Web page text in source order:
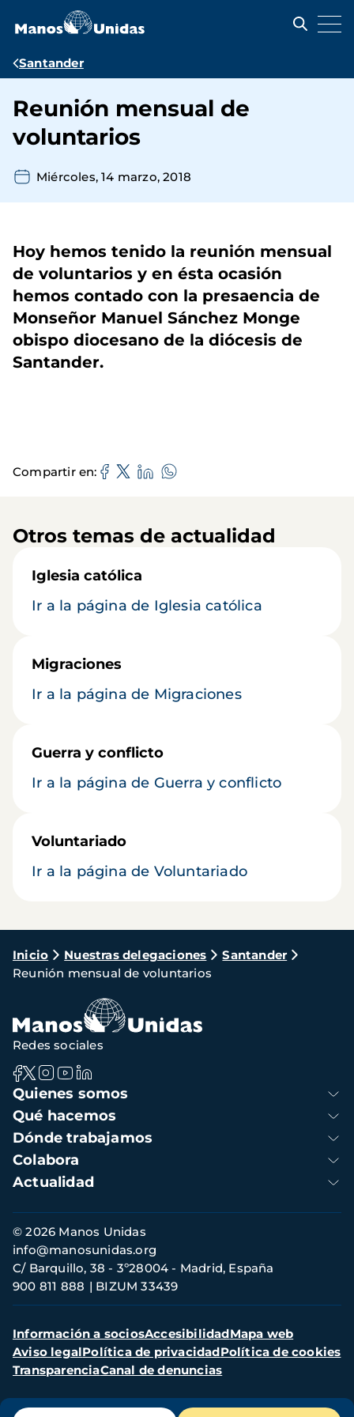
contenido
Ruta
navegación
Santander
Reunión mensual de
voluntarios
Miércoles, 14 marzo, 2018
Hoy hemos tenido la reunión mensual
de voluntarios y en ésta ocasión
hemos contado con la presaencia de
Monseñor Manuel Sánchez Monge
obispo diocesano de la diócesis de
Santander.
Compartir en
Otros temas de actualidad
Iglesia católica
Ir a la página de Iglesia católica
Migraciones
Ir a la página de Migraciones
Guerra y conflicto
Ir a la página de Guerra y conflicto
Voluntariado
Ir a la página de Voluntariado
Ruta
de
navegación
Inicio Nuestras delegaciones
Santander
Reunión mensual de voluntarios
Navegación
principal
Quienes somos
Qué hacemos
Dónde trabajamos
Colabora
Actualidad
Redes sociales
Información
de
contacto
© 2026 Manos Unidas
C/ Barquillo, 38 - 3º28004 - Madrid, España
900 811 888
BIZUM 33439
info@manosunidas.org
Menú
secundario
Información a sociosAccesibilidadMapa web
Aviso legalPolítica de privacidadPolítica de cookies
TransparenciaCanal de denuncias